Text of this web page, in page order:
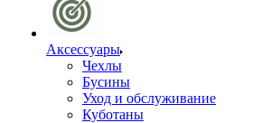
Аксессуары
Чехлы
Бусины
Уход и обслуживание
Куботаны